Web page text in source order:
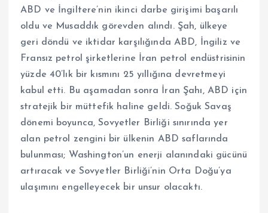
ABD ve İngiltere’nin ikinci darbe girişimi başarılı
oldu ve Musaddık görevden alındı. Şah, ülkeye
geri döndü ve iktidar karşılığında ABD, İngiliz ve
Fransız petrol şirketlerine İran petrol endüstrisinin
yüzde 40’lık bir kısmını 25 yıllığına devretmeyi
kabul etti. Bu aşamadan sonra İran Şahı, ABD için
stratejik bir müttefik haline geldi. Soğuk Savaş
dönemi boyunca, Sovyetler Birliği sınırında yer
alan petrol zengini bir ülkenin ABD saflarında
bulunması; Washington’un enerji alanındaki gücünü
artıracak ve Sovyetler Birliği’nin Orta Doğu’ya
ulaşımını engelleyecek bir unsur olacaktı.